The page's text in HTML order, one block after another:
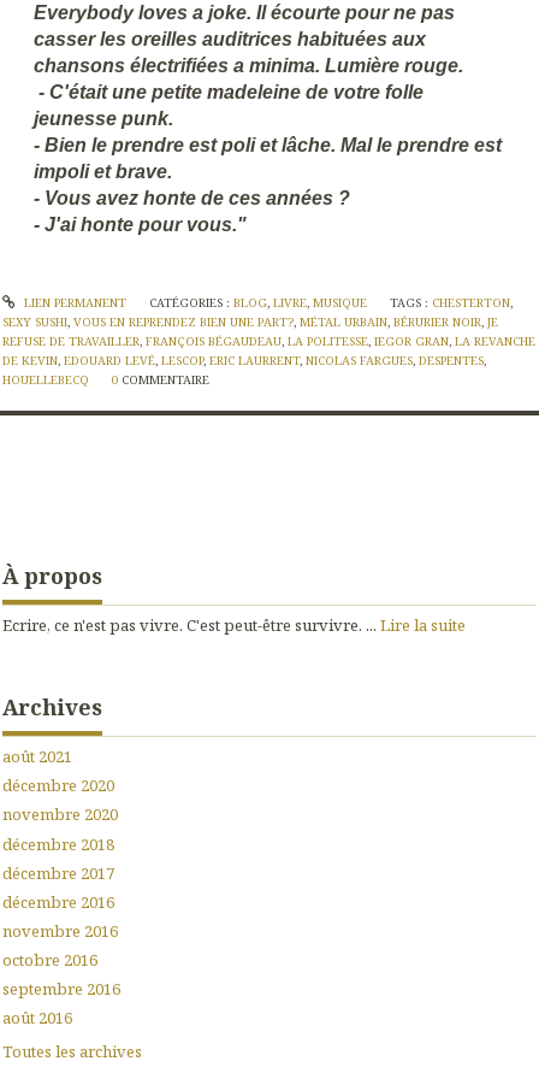
Everybody loves a joke. Il écourte pour ne pas
casser les oreilles auditrices habituées aux
chansons électrifiées a minima. Lumière rouge.
- C'était une petite madeleine de votre folle
jeunesse punk.
- Bien le prendre est poli et lâche. Mal le prendre est
impoli et brave.
- Vous avez honte de ces années ?
- J'ai honte pour vous."
LIEN PERMANENT CATÉGORIES : BLOG, LIVRE, MUSIQUE TAGS : CHESTERTON,
SEXY SUSHI, VOUS EN REPRENDEZ BIEN UNE PART?, MÉTAL URBAIN, BÉRURIER NOIR, JE
REFUSE DE TRAVAILLER, FRANÇOIS BÉGAUDEAU, LA POLITESSE, IEGOR GRAN, LA REVANCHE
DE KEVIN, EDOUARD LEVÉ, LESCOP, ERIC LAURRENT, NICOLAS FARGUES, DESPENTES,
HOUELLEBECQ
0 COMMENTAIRE
À propos
Ecrire, ce n'est pas vivre. C'est peut-être survivre. ... Lire la suite
Archives
août 2021
décembre 2020
novembre 2020
décembre 2018
décembre 2017
décembre 2016
novembre 2016
octobre 2016
septembre 2016
août 2016
Toutes les archives